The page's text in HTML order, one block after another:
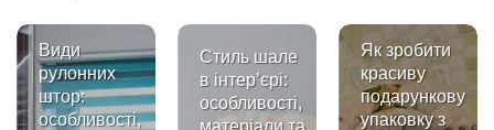
Види
рулонних
штор:
особливості,
Стиль шале
в інтер’єрі:
особливості,
Як зробити
красиву
подарункову
упаковку з